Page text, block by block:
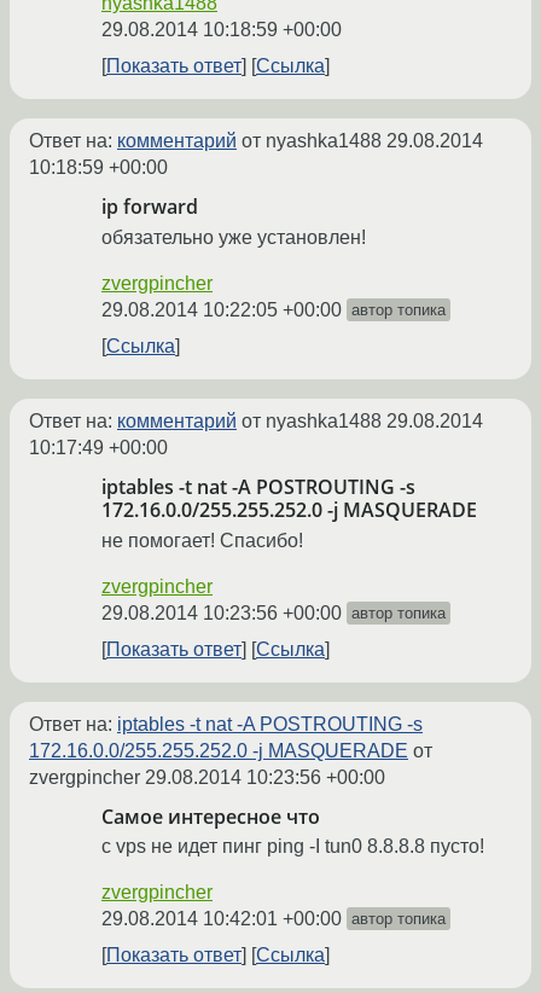
29.08.2014 10:18:59 +00:00
Показать ответ
Ссылка
Ответ на: комментарий от nyashka1488 29.08.2014
10:18:59 +00:00
ip forward
обязательно уже установлен!
zvergpincher
29.08.2014 10:22:05 +00:00 автор топика
Ссылка
Ответ на: комментарий от nyashka1488 29.08.2014
10:17:49 +00:00
iptables -t nat -A POSTROUTING -s
172.16.0.0/255.255.252.0 -j MASQUERADE
не помогает! Спасибо!
zvergpincher
29.08.2014 10:23:56 +00:00 автор топика
Показать ответ Ссылка
Ответ на: iptables -t nat -A POSTROUTING -s
172.16.0.0/255.255.252.0 -j MASQUERADE от
zvergpincher 29.08.2014 10:23:56 +00:00
Самое интересное что
с vps не идет пинг ping -I tun0 8.8.8.8 пусто!
zvergpincher
29.08.2014 10:42:01 +00:00 автор топика
Показать ответ Ссылка